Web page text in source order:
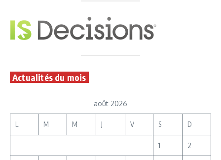
Actualités du mois
août 2026
L M M J V S D
1 2